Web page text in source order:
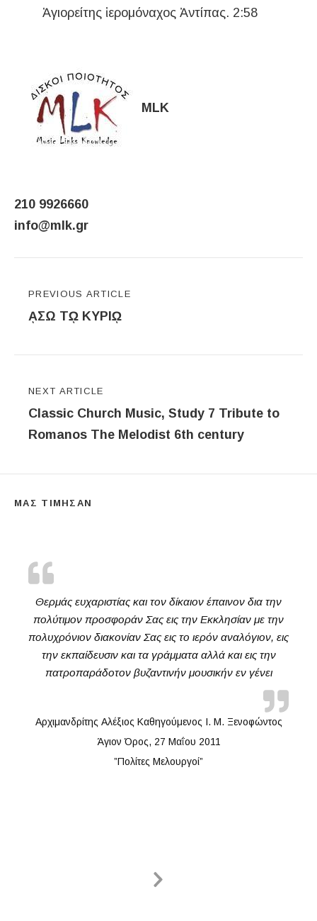
Ἁγιορείτης ἱερομόναχος Ἀντίπας. 2:58
MLK
210 9926660
info@mlk.gr
PREVIOUS ARTICLE
ᾼΣΩ Τῼ ΚΥΡΙῼ
NEXT ARTICLE
Classic Church Music, Study 7 Tribute to
Romanos The Melodist 6th century
ΜΑΣ ΤΙΜΗΣΑΝ
Θερμάς ευχαριστίας και τον δίκαιον έπαινον δια την
πολύτιμον προσφοράν Σας εις την Εκκλησίαν με την
πολυχρόνιον διακονίαν Σας εις το ιερόν αναλόγιον, εις
την εκπαίδευσιν και τα γράμματα αλλά και εις την
πατροπαράδοτον βυζαντινήν μουσικήν εν γένει
Αρχιμανδρίτης Αλέξιος Καθηγούμενος Ι. Μ. Ξενοφώντος
Άγιον Όρος, 27 Μαΐου 2011
”Πολίτες Μελουργοί”